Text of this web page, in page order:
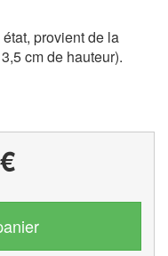
provient de la
cm de hauteur).